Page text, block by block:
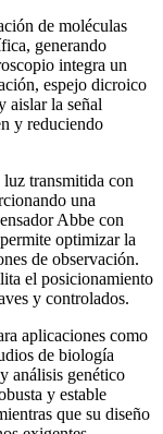
de moléculas
generando
integra un
espejo dicroico
aislar la señal
y reduciendo
transmitida con
una
Abbe con
optimizar la
de observación.
el posicionamiento
y controlados.
aplicaciones como
de biología
análisis genético
y estable
que su diseño